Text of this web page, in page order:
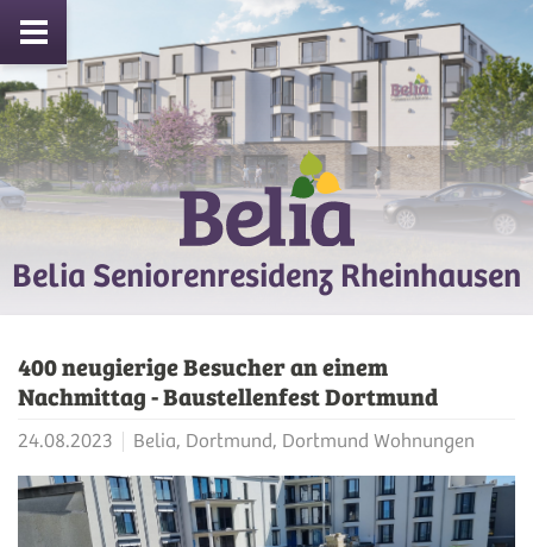
Belia Seniorenresidenz Rheinhausen
400 neugierige Besucher an einem
Nachmittag - Baustellenfest Dortmund
24.08.2023 Belia, Dortmund, Dortmund Wohnungen